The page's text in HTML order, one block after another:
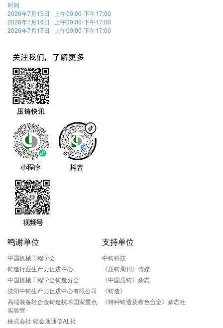
时间
2026年7月15日 上午09:00-下午17:00
2026年7月16日 上午09:00-下午17:00
2026年7月17日 上午09:00-下午17:00
鸣谢单位
中国机械工程学会
铸造行业生产力促进中心
中国机械工程学会铸造分会
沈阳中铸生产力促进中心有限公司
高端装备轻合金铸造技术国家重点
实验室
株式会社 轻金属通信AL社
支持单位
中铸科技
《压铸周刊》传媒
《中国压铸》杂志
《铸造》
《特种铸造及有色合金》杂志社